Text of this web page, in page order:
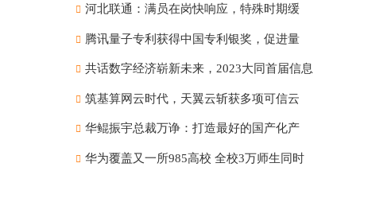
河北联通：满员在岗快响应，特殊时期缓
腾讯量子专利获得中国专利银奖，促进量
共话数字经济崭新未来，2023大同首届信息
筑基算网云时代，天翼云斩获多项可信云
华鲲振宇总裁万诤：打造最好的国产化产
华为覆盖又一所985高校 全校3万师生同时